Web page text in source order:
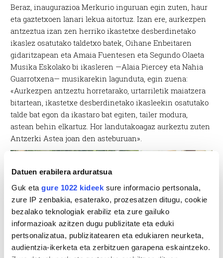
Datuen erabilera arduratsua
Guk eta gure 1022 kideek sure informacio pertsonala,
zure IP zenbakia, esaterako, prozesatzen ditugu, cookie
bezalako teknologiak erabiliz eta zure gailuko
informazioak azitzen dugu publizitate eta eduki
pertsonalizatua, publizitatearen eta edukiaren neurketa,
audientzia-ikerketa eta zerbitzuen garapena eskaintzeko.
Beraz, inaugurazioa Merkurio inguruan egin zuten, haur
eta gaztetxoen lanari lekua aitortuz. Izan ere, aurkezpen
antzeztua izan zen herriko ikastetxe desberdinetako
ikaslez osatutako taldetxo batek, Oihane Enbeitaren
gidaritzapean eta Amaia Fuentesen eta Segundo Olaeta
Musika Eskolako bi ikasleren —Alaia Piercey eta Nahia
Guarrotxena— musikarekin lagunduta, egin zuena:
«Aurkezpen antzeztu horretarako, urtarriletik maiatzera
bitartean, ikastetxe desberdinetako ikasleekin osatutako
talde bat egon da ikastaro bat egiten, tailer modura,
astean behin elkartuz. Hor landutakoagaz aurkeztu zuten
Antzerki Astea joan den asteburuan».